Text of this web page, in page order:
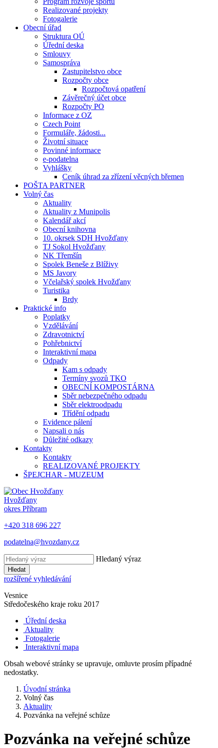
Realizované projekty
Fotogalerie
Obecní úřad
Struktura OÚ
Úřední deska
Smlouvy
Samospráva
Zastupitelstvo obce
Rozpočty obce
Rozpočtová opatření
Závěrečný účet obce
Rozpočty PO
Informace z OZ
Czech Point
Formuláře, žádosti...
Životní situace
Povinné informace
e-podatelna
Vyhlášky
Ceník úhrad za zřízení věcných břemen
POŠTA PARTNER
Volný čas
Aktuality
Aktuality z Munipolis
Kalendář akcí
Obecní knihovna
10. okrsek SDH Hvožďany
TJ Sokol Hvožďany
NK Třemšín
Spolek Beneše z Blíživy
MS Javory
Včelařský spolek Hvožďany
Turistika
Brdy
Praktické info
Poplatky
Vzdělávání
Zdravotnictví
Pohřebnictví
Interaktivní mapa
Odpady
Kam s odpady
Termíny svozů TKO
OBECNÍ KOMPOSTÁRNA
Sběr nebezpečného odpadu
Sběr elektroodpadu
Třídění odpadu
Evidence pálení
Napsali o nás
Důležité odkazy
Kontakty
Kontakty
REALIZOVANÉ PROJEKTY
ŠPEJCHAR - MUZEUM
Hvožďany
okres Příbram
+420 318 696 227
podatelna@hvozdany.cz
Hledaný výraz
Hledat
rozšířené vyhledávání
Vesnice
Středočeského kraje roku 2017
Úřední deska
Aktuality
Fotogalerie
Interaktivní mapa
Obsah webové stránky se upravuje, omluvte prosím případné
nedostatky.
Úvodní stránka
Volný čas
Aktuality
Pozvánka na veřejné schůze
Pozvánka na veřejné schůze